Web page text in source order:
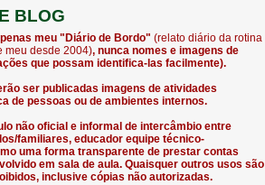
BLOG
meu "Diário de Bordo" (relato diário da rotina
meu desde 2004), nunca nomes e imagens de
que possam identifica-las facilmente).
ser publicadas imagens de atividades
de pessoas ou de ambientes internos.
não oficial e informal de intercâmbio entre
familiares, educador equipe técnico-
uma forma transparente de prestar contas
em sala de aula. Quaisquer outros usos são
inclusive cópias não autorizadas.